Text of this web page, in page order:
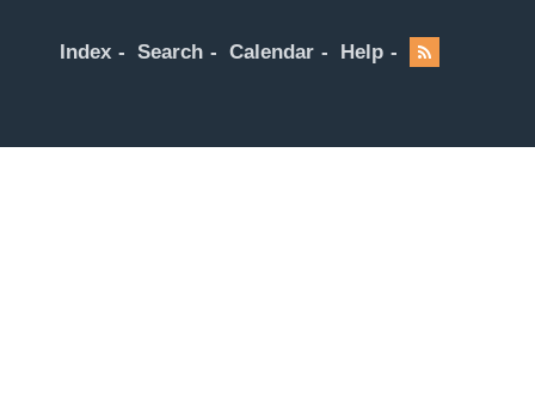
Index Search Calendar Help